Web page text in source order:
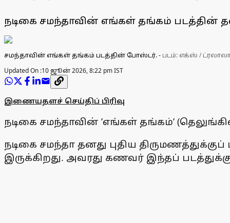
நடிகை சமந்தாவின் எங்கள் தங்கம் படத்தின்
சமந்தாவின் எங்கள் தங்கம் படத்தின் போஸ்டர்.- படம்: எக்ஸ் /
Updated On :10 ஜூன் 2026, 8:22 pm IST
இணையதளச் செய்திப் பிரிவு
நடிகை சமந்தாவின் ’எங்கள் தங்கம்’
நடிகை சமந்தா தனது புதிய
இருக்கிறது. அவரது கணவர் இந்தப்